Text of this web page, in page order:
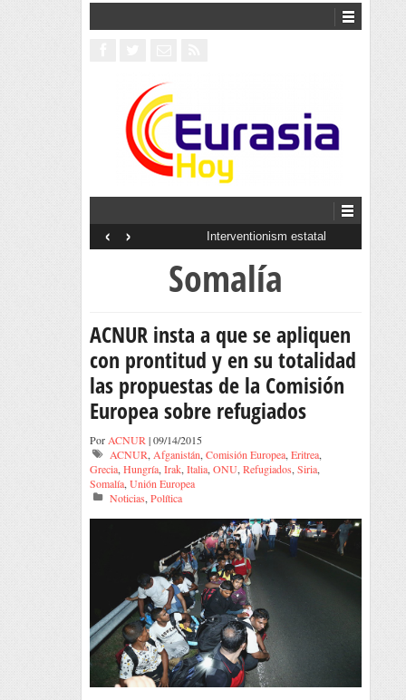
Interventionism estatal
‹ ›
Somalía
ACNUR insta a que se apliquen
con prontitud y en su totalidad
las propuestas de la Comisión
Europea sobre refugiados
Por ACNUR | 09/14/2015
ACNUR, Afganistán, Comisión Europea, Eritrea,
Grecia, Hungría, Irak, Italia, ONU, Refugiados, Siria,
Somalía, Unión Europea
Noticias, Política